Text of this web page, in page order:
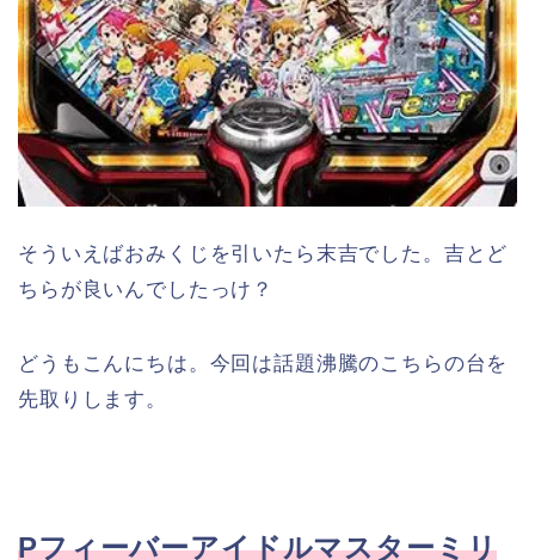
そういえばおみくじを引いたら末吉でした。吉とど
ちらが良いんでしたっけ？
どうもこんにちは。今回は話題沸騰のこちらの台を
先取りします。
Pフィーバーアイドルマスターミリ